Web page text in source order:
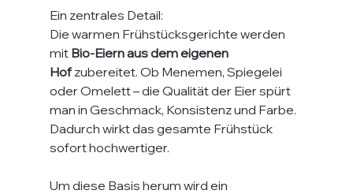
Ein zentrales Detail:
Die warmen Frühstücksgerichte werden
mit Bio-Eiern aus dem eigenen
Hof zubereitet. Ob Menemen, Spiegelei
oder Omelett – die Qualität der Eier spürt
man in Geschmack, Konsistenz und Farbe.
Dadurch wirkt das gesamte Frühstück
sofort hochwertiger.
Um diese Basis herum wird ein